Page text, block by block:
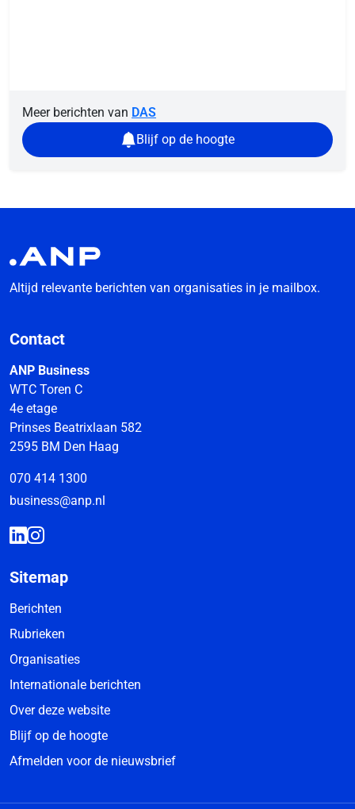
Meer berichten van DAS
Blijf op de hoogte
Altijd relevante berichten van organisaties in je mailbox.
Contact
ANP Business
WTC Toren C
4e etage
Prinses Beatrixlaan 582
2595 BM Den Haag
070 414 1300
business@anp.nl
Sitemap
Berichten
Rubrieken
Organisaties
Internationale berichten
Over deze website
Blijf op de hoogte
Afmelden voor de nieuwsbrief